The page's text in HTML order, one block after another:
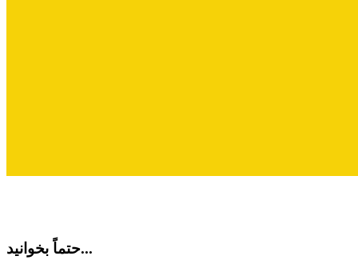
حتماً بخوانید...